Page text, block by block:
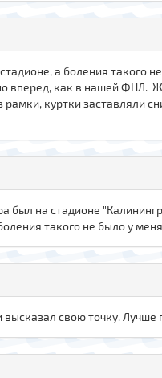
а боления такого
вперед, как в нашей ФНЛ.
рамки, куртки заставляли
был на стадионе
такого не было у
высказал свою точку.